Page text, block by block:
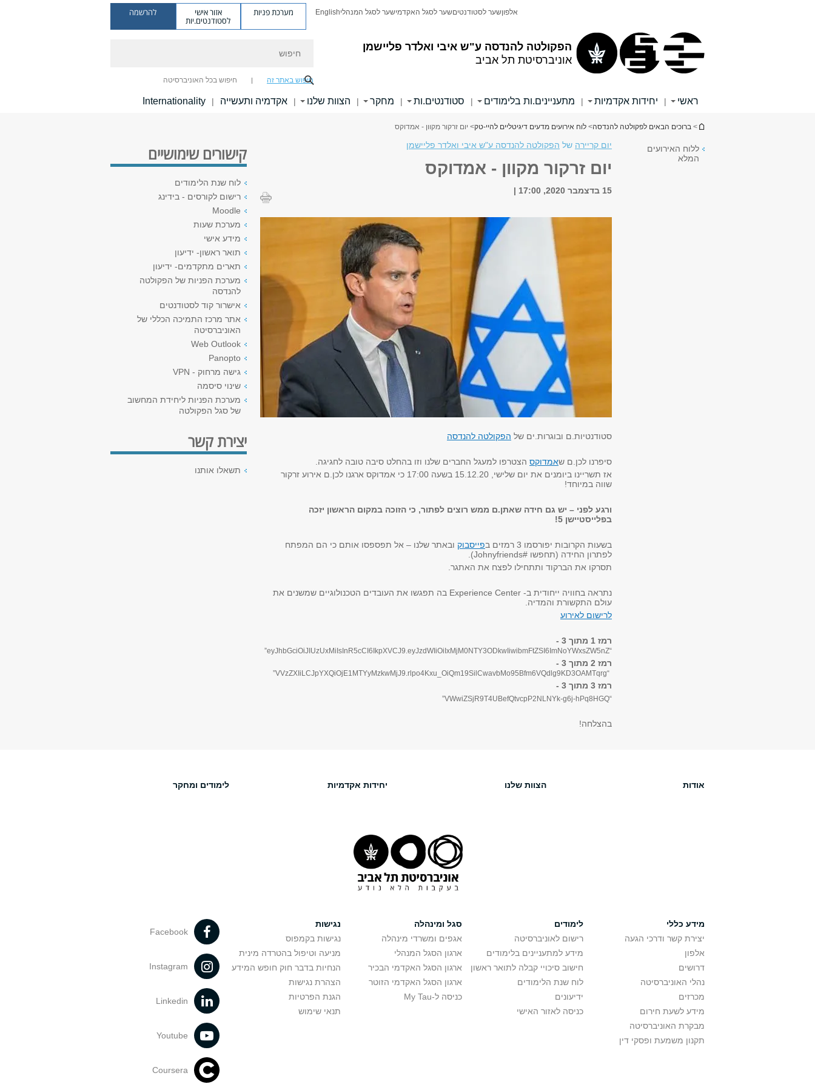
הפקולטה להנדסה ע"ש איבי ואלדר פליישמן
אוניברסיטת תל אביב
אלפוןשער לסטודנטיםשער לסגל האקדמישער לסגל המנהליEnglish מערכת פניות אזור אישי
לסטודנטים.יות
להרשמה
חיפוש באתר זה חיפוש בכל האוניברסיטה
ראשי | יחידות אקדמיות | מתעניינים.ות בלימודים | סטודנטים.ות | מחקר | הצוות שלנו | אקדמיה ותעשייה |
Internationality
הינך נמצא כאן
> ברוכים הבאים לפקולטה להנדסה> לוח אירועים מדעים דיגיטליים להיי-טק> יום זרקור מקוון - אמדוקס
ללוח האירועים
המלא
יום קריירה של הפקולטה להנדסה ע"ש איבי ואלדר פליישמן
יום זרקור מקוון - אמדוקס
15 בדצמבר 2020, 17:00
סטודנטיות.ם ובוגרות.ים של הפקולטה להנדסה
סיפרנו לכן.ם שאמדוקס הצטרפו למעגל החברים שלנו וזו בהחלט סיבה טובה לחגיגה.
אז תשריינו ביומנים את יום שלישי, 15.12.20 בשעה 17:00 כי אמדוקס ארגנו לכן.ם אירוע זרקור
שווה במיוחד!
ורגע לפני – יש גם חידה שאתן.ם ממש רוצים לפתור, כי הזוכה במקום הראשון יזכה
בפלייסטיישן 5!
בשעות הקרובות יפורסמו 3 רמזים ב פייסבוק ובאתר שלנו – אל תפספסו אותם כי הם המפתח
לפתרון החידה (תחפשו #Johnyfriends).
תסרקו את הברקוד ותתחילו לפצח את האתגר.
נתראה בחוויה ייחודית ב- Experience Center בה תפגשו את העובדים הטכנולוגיים שמשנים את
עולם התקשורת והמדיה.
לרישום לאירוע
רמז 1 מתוך 3 -
“eyJhbGciOiJIUzUxMiIsInR5cCI6IkpXVCJ9.eyJzdWIiOiIxMjM0NTY3ODkwIiwibmFtZSI6ImNoYWxsZW5nZ”
רמז 2 מתוך 3 -
“VVzZXIiLCJpYXQiOjE1MTYyMzkwMjJ9.rlpo4Kxu_OiQm19SilCwavbMo95Bfm6VQdlg9KD3OAMTqrg”
רמז 3 מתוך 3 -
“VWwiZSjR9T4UBefQtvcpP2NLNYk-g6j-hPq8HGQ”
בהצלחה!
קישורים שימושיים
לוח שנת הלימודים
רישום לקורסים - בידינג
Moodle
מערכת שעות
מידע אישי
תואר ראשון- ידיעון
תארים מתקדמים- ידיעון
מערכת הפניות של הפקולטה
להנדסה
אישרור קוד לסטודנטים
אתר מרכז התמיכה הכללי של
האוניברסיטה
Web Outlook
Panopto
גישה מרחוק - VPN
שינוי סיסמה
מערכת הפניות ליחידת המחשוב
של סגל הפקולטה
יצירת קשר
תשאלו אותנו
אודות הצוות שלנו יחידות אקדמיות לימודים ומחקר
מידע כללי
יצירת קשר ודרכי הגעה
אלפון
דרושים
נהלי האוניברסיטה
מכרזים
מידע לשעת חירום
מבקרת האוניברסיטה
תקנון משמעת ופסקי דין
לימודים
רישום לאוניברסיטה
מידע למתעניינים בלימודים
חישוב סיכויי קבלה לתואר ראשון
לוח שנת הלימודים
ידיעונים
כניסה לאזור האישי
סגל ומינהלה
אגפים ומשרדי מינהלה
ארגון הסגל המנהלי
ארגון הסגל האקדמי הבכיר
ארגון הסגל האקדמי הזוטר
כניסה ל-My Tau
נגישות
נגישות בקמפוס
מניעה וטיפול בהטרדה מינית
הנחיות בדבר חוק חופש המידע
הצהרת נגישות
הגנת הפרטיות
תנאי שימוש
Facebook
Instagram
Linkedin
Youtube
Coursera